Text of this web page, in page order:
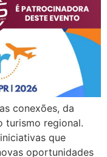
conexões, da
turismo regional.
que
oportunidades